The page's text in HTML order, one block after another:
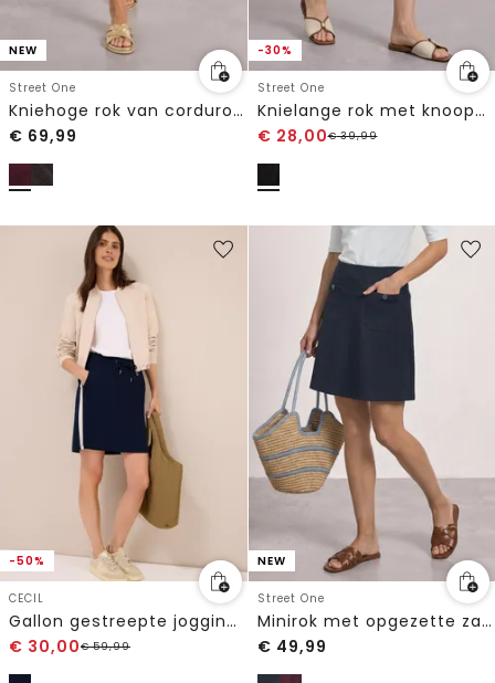
NEW
Street One
Kniehoge rok van corduroy met gespdetails
€ 69,99
-30%
Street One
Knielange rok met knoopdetails
€ 28,00€39,99
-50%
CECIL
Gallon gestreepte joggingrok
€ 30,00€59,99
NEW
Street One
Minirok met opgezette zakken
€ 49,99